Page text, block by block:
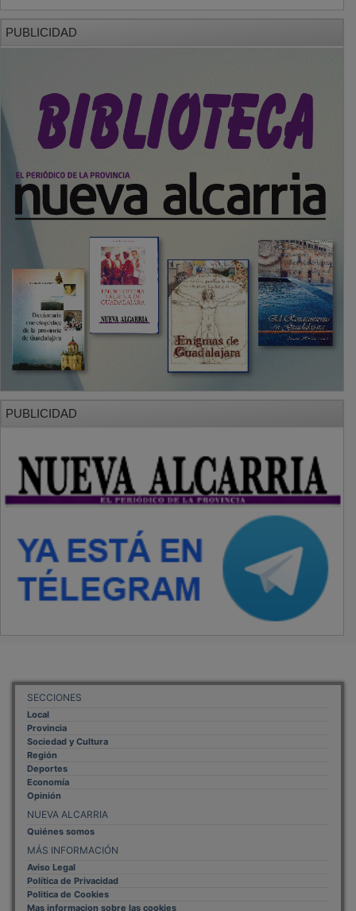
PUBLICIDAD
PUBLICIDAD
SECCIONES
Local
Provincia
Sociedad y Cultura
Región
Deportes
Economía
Opinión
NUEVA ALCARRIA
Quiénes somos
MÁS INFORMACIÓN
Aviso Legal
Política de Privacidad
Politica de Cookies
Mas informacion sobre las cookies